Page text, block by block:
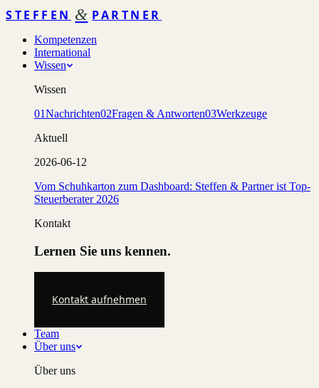
STEFFEN & PARTNER
Kompetenzen
International
Wissen
Wissen
01Nachrichten02Fragen & Antworten03Werkzeuge
Aktuell
2026-06-12
Vom Schuhkarton zum Dashboard: Steffen & Partner ist Top-
Steuerberater 2026
Kontakt
Lernen Sie uns kennen.
Kontakt aufnehmen
Team
Über uns
Über uns